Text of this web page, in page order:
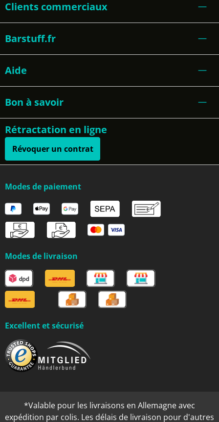
Clients commerciaux
Barstuff.fr
Aide
Bon à savoir
Rétractation en ligne
Révoquer un contrat
Modes de paiement
Modes de livraison
Excellent et sécurisé
*Valable pour les livraisons en Allemagne avec
expédition par colis. Les délais de livraison pour d'autres